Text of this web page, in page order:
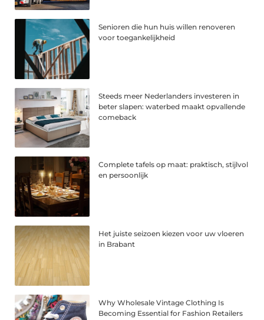
Senioren die hun huis willen renoveren
voor toegankelijkheid
Steeds meer Nederlanders investeren in
beter slapen: waterbed maakt opvallende
comeback
Complete tafels op maat: praktisch, stijlvol
en persoonlijk
Het juiste seizoen kiezen voor uw vloeren
in Brabant
Why Wholesale Vintage Clothing Is
Becoming Essential for Fashion Retailers